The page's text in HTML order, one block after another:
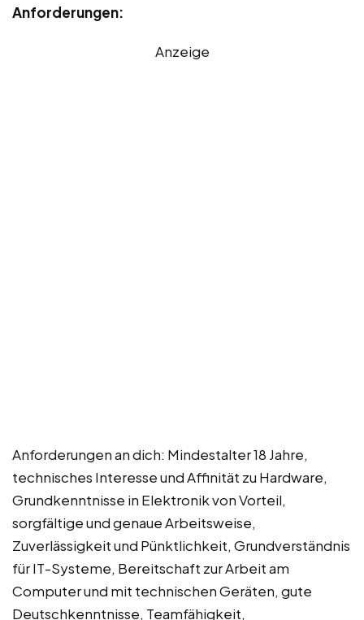
Anforderungen:
Anzeige
Anforderungen an dich: Mindestalter 18 Jahre,
technisches Interesse und Affinität zu Hardware,
Grundkenntnisse in Elektronik von Vorteil,
sorgfältige und genaue Arbeitsweise,
Zuverlässigkeit und Pünktlichkeit, Grundverständnis
für IT-Systeme, Bereitschaft zur Arbeit am
Computer und mit technischen Geräten, gute
Deutschkenntnisse, Teamfähigkeit,